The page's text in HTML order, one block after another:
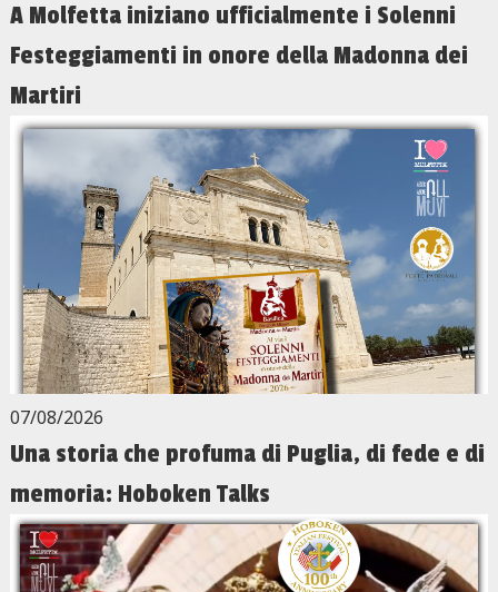
A Molfetta iniziano ufficialmente i Solenni
Festeggiamenti in onore della Madonna dei
Martiri
07/08/2026
Una storia che profuma di Puglia, di fede e di
memoria: Hoboken Talks